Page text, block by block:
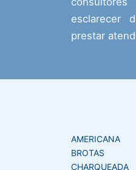
esclarecer
prestar
AMERICANA
BROTAS
CHARQUEADA